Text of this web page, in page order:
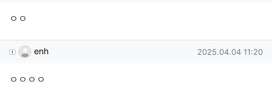
ㅇㅇ
enh님의 댓글
enh 작성일
2025.04.04 11:20
ㅇㅇㅇㅇ